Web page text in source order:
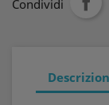
Condividi